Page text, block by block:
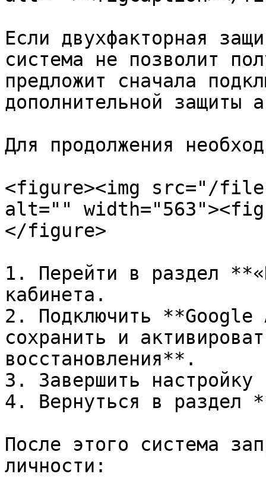
Если двухфакторная
система не позволит
предложит сначала
дополнительной защиты
Для продолжения
<figure><img src="/files/
alt=""
</figure>
1. Перейти в раздел
кабинета.
2. Подключить
сохранить и
восстановления**.
3. Завершить настройку
4. Вернуться в раздел
После этого система
личности: